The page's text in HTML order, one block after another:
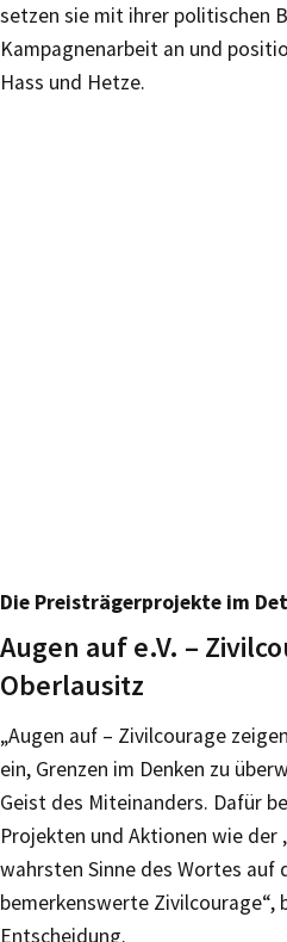
setzen sie mit ihrer politischen
Kampagnenarbeit an und
Hass und Hetze.
Die Preisträgerprojekte im
Augen auf e.V. –
Oberlausitz
„Augen auf – Zivilcourage
ein, Grenzen im Denken zu
Geist des Miteinanders. Dafür
Projekten und Aktionen wie der
wahrsten Sinne des Wortes auf
bemerkenswerte Zivilcourage“,
Entscheidung.